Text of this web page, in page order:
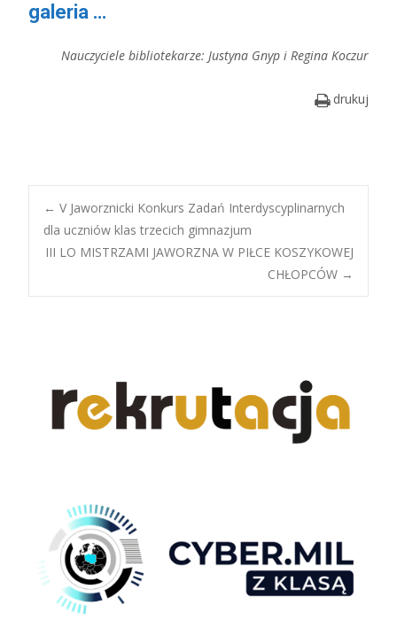
galeria …
Nauczyciele bibliotekarze: Justyna Gnyp i Regina Koczur
drukuj
Post
← V Jaworznicki Konkurs Zadań Interdyscyplinarnych
dla uczniów klas trzecich gimnazjum
III LO MISTRZAMI JAWORZNA W PIŁCE KOSZYKOWEJ
CHŁOPCÓW →